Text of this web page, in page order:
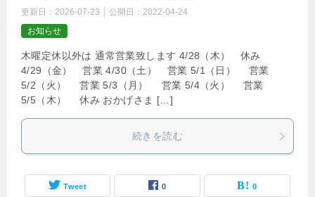
更新日： 2026-07-23 公開日： 2022-04-24
お知らせ
木曜定休以外は 通常営業致します 4/28（木） 休み
4/29（金） 営業 4/30（土） 営業 5/1（日） 営業
5/2（火） 営業 5/3（月） 営業 5/4（火） 営業
5/5（木） 休み おかげさま […]
続きを読む
Tweet 0 0